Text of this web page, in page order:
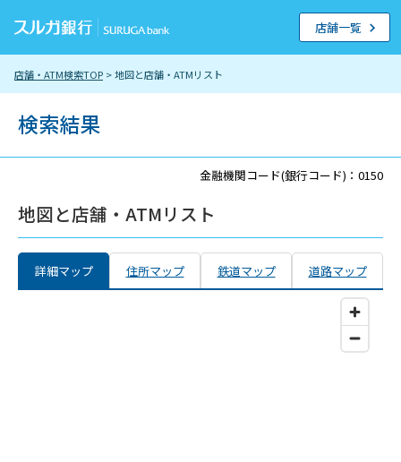
店舗・ATM検索TOP > 地図と店舗・ATMリスト
店舗一覧
検索結果
金融機関コード(銀行コード)：0150
地図と店舗・ATMリスト
詳細マップ 住所マップ 鉄道マップ 道路マップ